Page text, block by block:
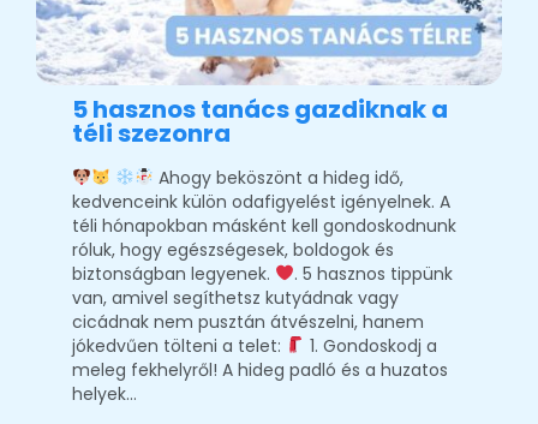
5 hasznos tanács gazdiknak a
téli szezonra
Ahogy beköszönt a hideg idő,
kedvenceink külön odafigyelést igényelnek. A
téli hónapokban másként kell gondoskodnunk
róluk, hogy egészségesek, boldogok és
biztonságban legyenek.
. 5 hasznos tippünk
van, amivel segíthetsz kutyádnak vagy
cicádnak nem pusztán átvészelni, hanem
jókedvűen tölteni a telet:
1. Gondoskodj a
meleg fekhelyről! A hideg padló és a huzatos
helyek…